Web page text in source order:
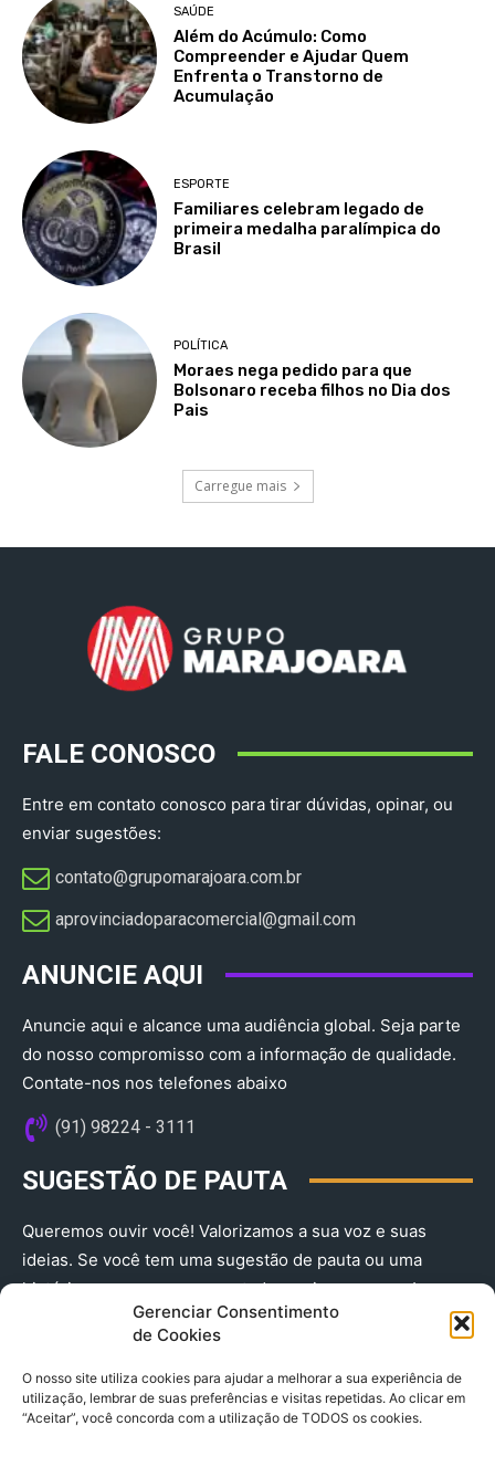
Gerenciar Consentimento
de Cookies
O nosso site utiliza cookies para ajudar a melhorar a sua experiência de
utilização, lembrar de suas preferências e visitas repetidas. Ao clicar em
“Aceitar”, você concorda com a utilização de TODOS os cookies.
SAÚDE
Além do Acúmulo: Como
Compreender e Ajudar Quem
Enfrenta o Transtorno de
Acumulação
ESPORTE
Familiares celebram legado de
primeira medalha paralímpica do
Brasil
POLÍTICA
Moraes nega pedido para que
Bolsonaro receba filhos no Dia dos
Pais
Carregue mais
FALE CONOSCO
Entre em contato conosco para tirar dúvidas, opinar, ou
enviar sugestões:
contato@grupomarajoara.com.br
aprovinciadoparacomercial@gmail.com​
ANUNCIE AQUI
Anuncie aqui e alcance uma audiência global. Seja parte
do nosso compromisso com a informação de qualidade.
Contate-nos nos telefones abaixo
(91) 98224 - 3111
SUGESTÃO DE PAUTA
Queremos ouvir você! Valorizamos a sua voz e suas
ideias. Se você tem uma sugestão de pauta ou uma
história que merece ser contada, envie-nos agora!
(91) 98224 - 3111